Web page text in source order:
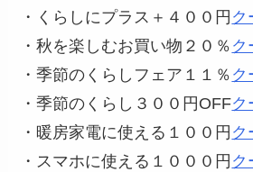
・くらしにプラス＋４００円 ク
・秋を楽しむお買い物２０％ ク
・季節のくらしフェア１１％ ク
・季節のくらし３００円OFFク
・暖房家電に使える１００円 ク
・スマホに使える１０００円 ク